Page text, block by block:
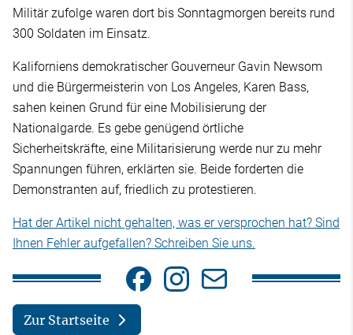
Militär zufolge waren dort bis Sonntagmorgen bereits rund
300 Soldaten im Einsatz.
Kaliforniens demokratischer Gouverneur Gavin Newsom
und die Bürgermeisterin von Los Angeles, Karen Bass,
sahen keinen Grund für eine Mobilisierung der
Nationalgarde. Es gebe genügend örtliche
Sicherheitskräfte, eine Militarisierung werde nur zu mehr
Spannungen führen, erklärten sie. Beide forderten die
Demonstranten auf, friedlich zu protestieren.
Hat der Artikel nicht gehalten, was er versprochen hat? Sind
Ihnen Fehler aufgefallen? Schreiben Sie uns.
Zur Startseite